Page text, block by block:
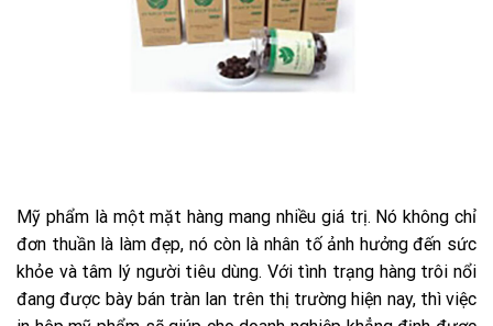
Mỹ phẩm là một mặt hàng mang nhiều giá trị. Nó không chỉ
đơn thuần là làm đẹp, nó còn là nhân tố ảnh hưởng đến sức
khỏe và tâm lý người tiêu dùng. Với tình trạng hàng trôi nổi
đang được bày bán tràn lan trên thị trường hiện nay, thì việc